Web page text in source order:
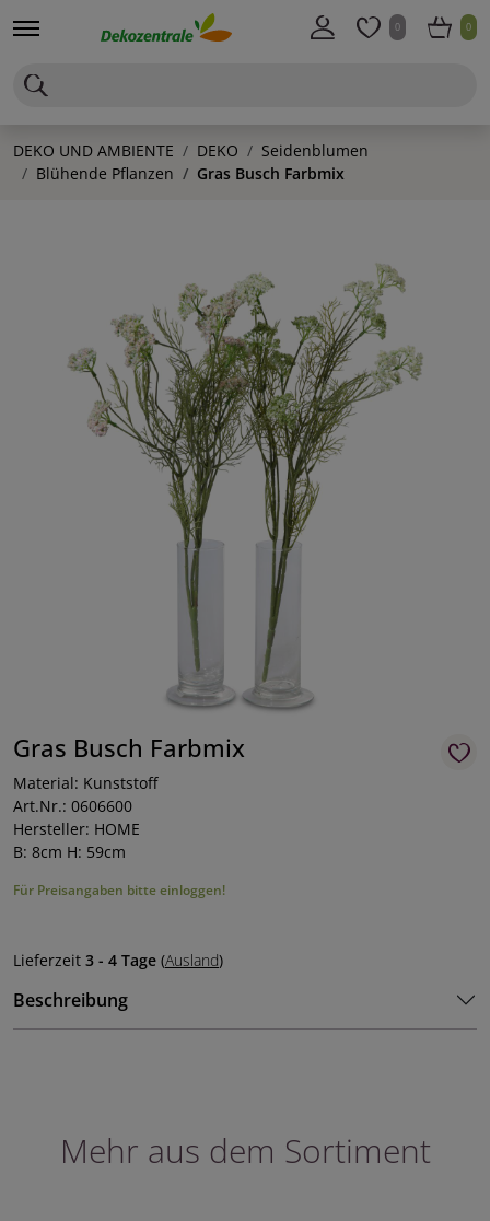
0 0
DEKO UND AMBIENTE DEKO
Seidenblumen
Blühende Pflanzen
Gras Busch Farbmix
Gras Busch Farbmix
Material: Kunststoff
Art.Nr.: 0606600
Hersteller: HOME
B: 8cm H: 59cm
Für Preisangaben bitte einloggen!
Lieferzeit 3 - 4 Tage (Ausland)
Beschreibung
Mehr aus dem Sortiment